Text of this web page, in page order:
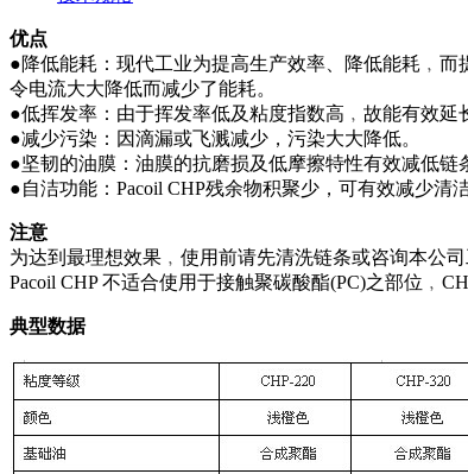
优点
●降低能耗：现代工业为提高生产效率、降低能耗﹐
令电流大大降低而减少了能耗。
●低挥发率：由于挥发率低及粘度指数高﹐故能有效延
●减少污染：因滴漏或飞溅减少，污染大大降低。
●坚韧的油膜：油膜的抗磨损及低摩擦特性有效减低链
●自洁功能：Pacoil CHP残余物积聚少，可有效减少清
注意
为达到最理想效果﹐使用前请先清洗链条或咨询本公
Pacoil CHP 不适合使用于接触聚碳酸酯(PC)之部位
典型数据